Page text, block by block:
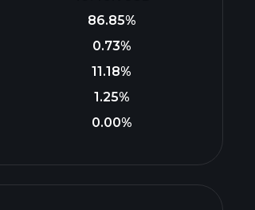
86.85%
0.73%
11.18%
1.25%
0.00%